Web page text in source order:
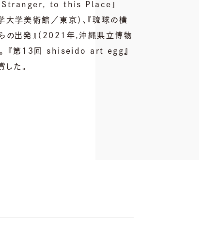
Stranger, to this Place」
学美術館／東京）、『琉球の横
の出発』（2021年,沖縄県立博物
。 『第13回 shiseido art egg』
た。